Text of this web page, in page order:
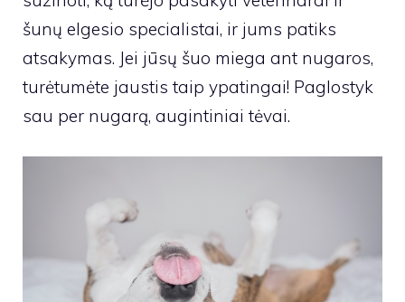
šunų elgesio specialistai, ir jums patiks
atsakymas. Jei jūsų šuo miega ant nugaros,
turėtumėte jaustis taip ypatingai! Paglostyk
sau per nugarą, augintiniai tėvai.